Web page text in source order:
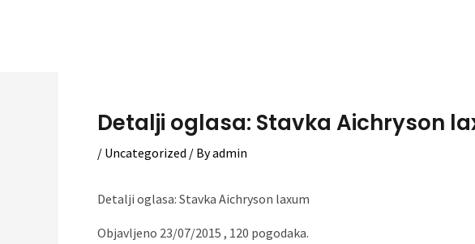
Detalji oglasa: Stavka Aichryson
/ Uncategorized / Byadmin
Detalji oglasa: Stavka Aichryson laxum
Objavljeno 23/07/2015 , 120 pogodaka.